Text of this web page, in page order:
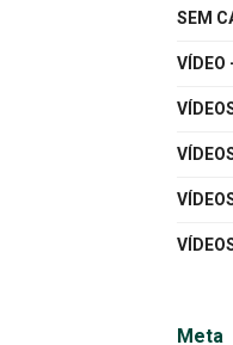
SEM
VÍDEO
Meta